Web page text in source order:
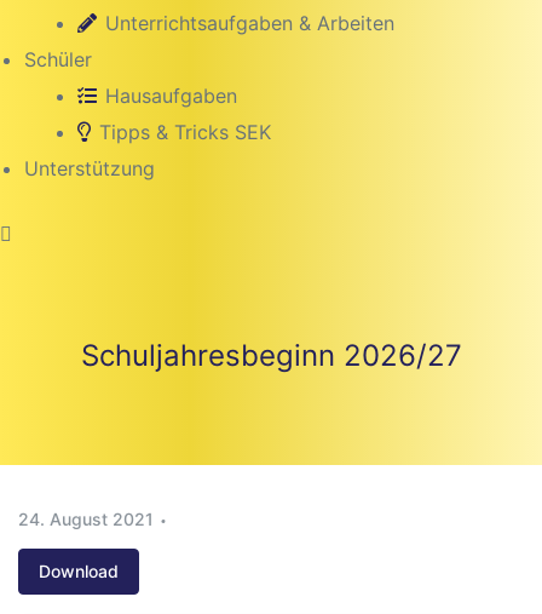
Unterrichtsaufgaben & Arbeiten
Schüler
Hausaufgaben
Tipps & Tricks SEK
Unterstützung
Schuljahresbeginn 2026/27
24. August 2021
Download